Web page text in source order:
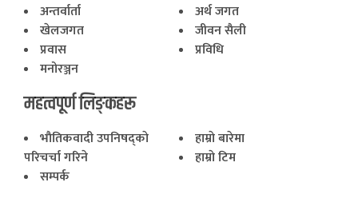
अन्तर्वार्ता
अर्थ जगत
खेलजगत
जीवन सैली
प्रवास
प्रविधि
मनोरञ्जन
महत्वपूर्ण लिङ्कहरू
भाैतिकवादी उपनिषद्काे
परिचर्चा गरिने
हाम्राे बारेमा
हाम्राे टिम
सम्पर्क